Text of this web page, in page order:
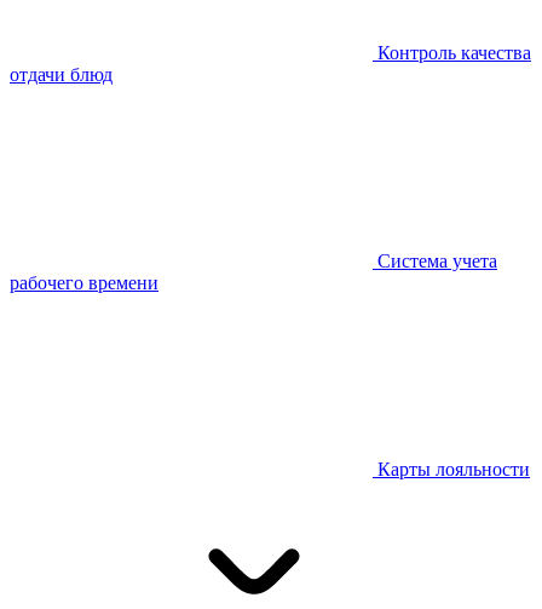
Контроль качества
отдачи блюд
Система учета
рабочего времени
Карты лояльности